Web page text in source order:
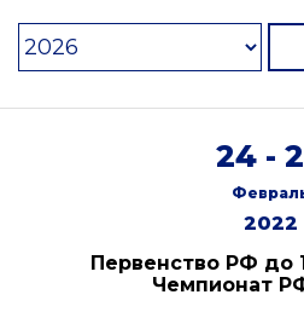
24 -
2022
Первенство РФ до
Чемпионат